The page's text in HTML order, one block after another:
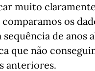
muito
os
de anos
que não
anteriores.